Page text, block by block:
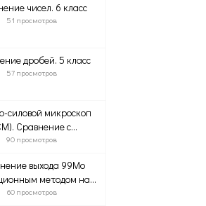
чисел. 6 класс
51 просмотров
дробей. 5 класс
57 просмотров
силовой микроскоп
Сравнение с...
90 просмотров
выхода 99Mo
методом на...
60 просмотров